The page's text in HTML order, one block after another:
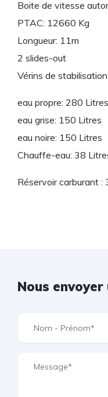
Boite de vitesse
PTAC: 12660 Kg
Longueur: 11m
2 slides-out
Vérins de stabilisation
eau propre: 280 Litres
eau grise: 150 Litres
eau noire: 150 Litres
Chauffe-eau: 38
Réservoir carburant :
Nous envoyer